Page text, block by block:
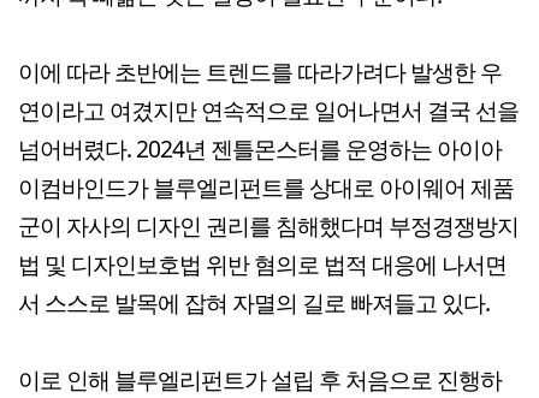
이에 따라 초반에는 트렌드를 따라가려다 발생한 우
연이라고 여겼지만 연속적으로 일어나면서 결국 선을
넘어버렸다. 2024년 젠틀몬스터를 운영하는 아이아
이컴바인드가 블루엘리펀트를 상대로 아이웨어 제품
군이 자사의 디자인 권리를 침해했다며 부정경쟁방지
법 및 디자인보호법 위반 혐의로 법적 대응에 나서면
서 스스로 발목에 잡혀 자멸의 길로 빠져들고 있다.
이로 인해 블루엘리펀트가 설립 후 처음으로 진행하